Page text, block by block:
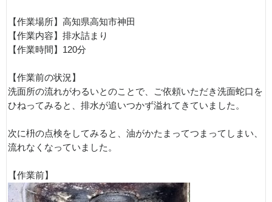
【作業場所】高知県高知市神田
【作業内容】排水詰まり
【作業時間】120分
【作業前の状況】
洗面所の流れがわるいとのことで、ご依頼いただき洗面蛇口を
ひねってみると、排水が追いつかず溢れてきていました。
次に枡の点検をしてみると、油がかたまってつまってしまい、
流れなくなっていました。
【作業前】